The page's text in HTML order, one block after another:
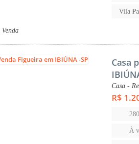
Vila
Venda
Casa
Casa -
R$
À